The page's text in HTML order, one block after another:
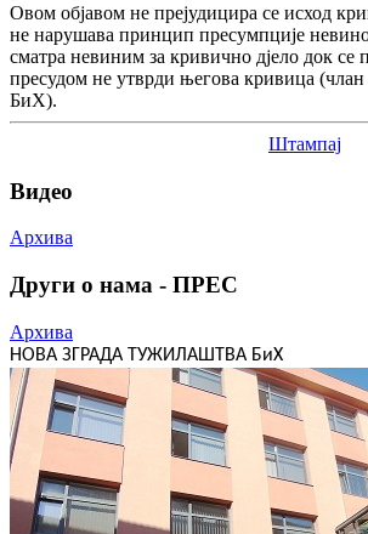
Овом објавом не прејудицира се исход
не нарушава принцип пресумпције
сматра невиним за кривично дјело док се
пресудом не утврди његова кривица
БиХ).
Штампај
Видео
Архива
Други о нама - ПРЕС
Архива
НОВА ЗГРАДА ТУЖИЛАШТВА БиХ